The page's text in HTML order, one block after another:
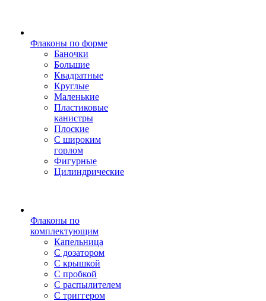
Флаконы по форме
Баночки
Большие
Квадратные
Круглые
Маленькие
Пластиковые
канистры
Плоские
С широким
горлом
Фигурные
Цилиндрические
Флаконы по
комплектующим
Капельница
С дозатором
С крышкой
С пробкой
С распылителем
С триггером